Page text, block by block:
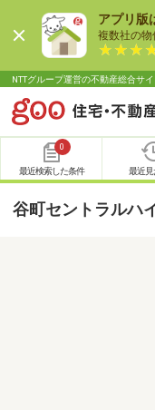
アプリ版
複数社の物
NTTグループ運営の不動産総合サ
0
最近検索した条件 最近見
谷町セントラルハ